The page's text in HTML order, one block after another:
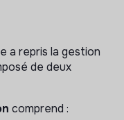
a repris la gestion
de deux
comprend :